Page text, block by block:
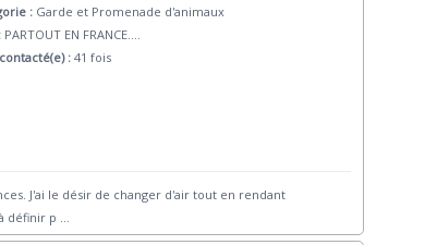
: Garde et Promenade d'animaux
PARTOUT EN FRANCE....
: 41 fois
J'ai le désir de changer d'air tout en rendant
définir p ...